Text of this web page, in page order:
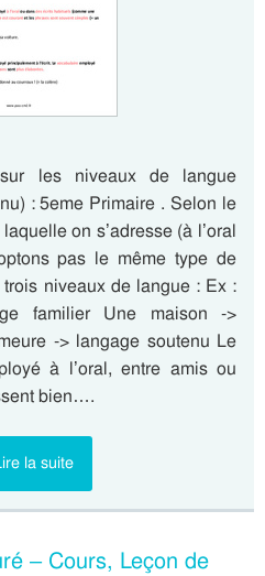
les niveaux de langue
: 5eme Primaire . Selon le
on s’adresse (à l’oral
pas le même type de
niveaux de langue : Ex :
familier Une maison ->
-> langage soutenu Le
à l’oral, entre amis ou
bien….
la suite
– Cours, Leçon de